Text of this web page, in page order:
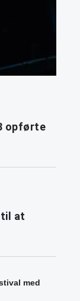
opførte
til at
med